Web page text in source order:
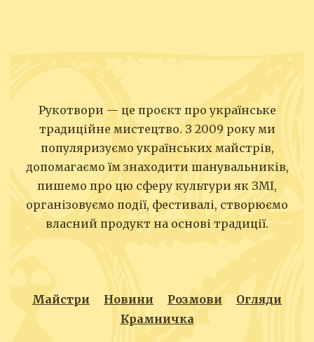
Рукотвори — це проєкт про українське
традиційне мистецтво. З 2009 року ми
популяризуємо українських майстрів,
допомагаємо їм знаходити шанувальників,
пишемо про цю сферу культури як ЗМІ,
організовуємо події, фестивалі, створюємо
власний продукт на основі традиції.
Майстри Новини Розмови
Огляди
Крамничка